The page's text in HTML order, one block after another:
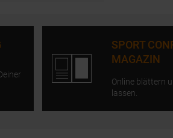
SPORT
MAGAZIN
Online blättern
lassen.